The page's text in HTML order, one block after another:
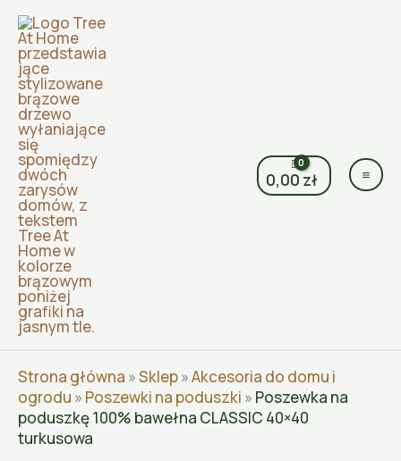
Przejdź
do
treści
0,00 zł
Strona główna »Sklep»Akcesoria do domu i
ogrodu » Poszewki na poduszki » Poszewka na
poduszkę 100% bawełna CLASSIC 40×40
turkusowa